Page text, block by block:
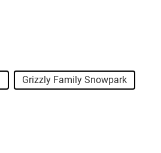
Grizzly Family Snowpark